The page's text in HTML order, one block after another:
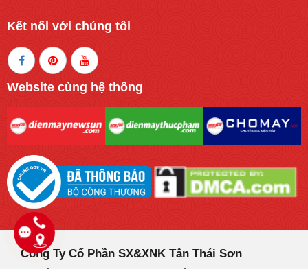
Kết nối với chúng tôi
Website cùng hệ thống
Công Ty Cổ Phần SX&XNK Tân Thái Sơn